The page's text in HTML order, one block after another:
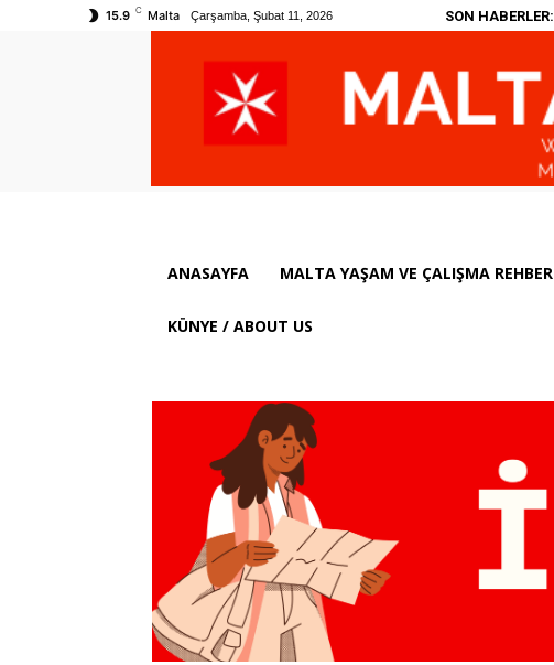
15.9 C Malta Çarşamba, Şubat 11, 2026 SON HABERLER:
ANASAYFA MALTA YAŞAM VE ÇALIŞMA
KÜNYE / ABOUT US